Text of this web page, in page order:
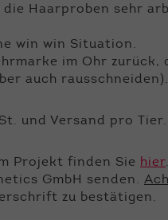
die Haarproben sehr
win win Situation.
im Ohr
auch rausschneiden).
und Versand pro Tier.
Projekt finden Sie hier
GmbH senden.
zu bestätigen.